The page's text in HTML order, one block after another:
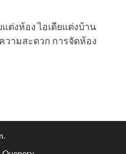
แต่งห้อง ไอเดียแต่งบ้าน
วามสะดวก การจัดห้อง
.